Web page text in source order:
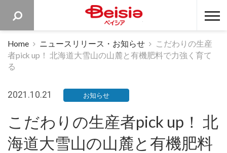
ベイシア
Home ニュースリリース・お知らせ
こだわりの生産
者pick up！ 北海道大雪山の山麓と有機肥料で力強く育て
る
2021.10.21 お知らせ
こだわりの生産者pick up！ 北
海道大雪山の山麓と有機肥料